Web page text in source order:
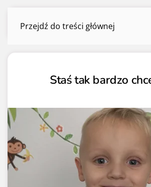
Przejdź do treści głównej1,5%
Staś tak bardzo